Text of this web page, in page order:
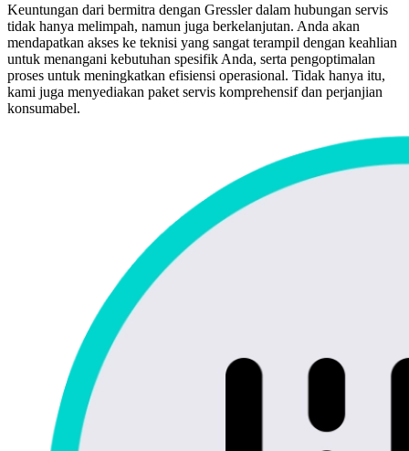
Keuntungan dari bermitra dengan Gressler dalam hubungan servis
tidak hanya melimpah, namun juga berkelanjutan. Anda akan
mendapatkan akses ke teknisi yang sangat terampil dengan keahlian
untuk menangani kebutuhan spesifik Anda, serta pengoptimalan
proses untuk meningkatkan efisiensi operasional. Tidak hanya itu,
kami juga menyediakan paket servis komprehensif dan perjanjian
konsumabel.